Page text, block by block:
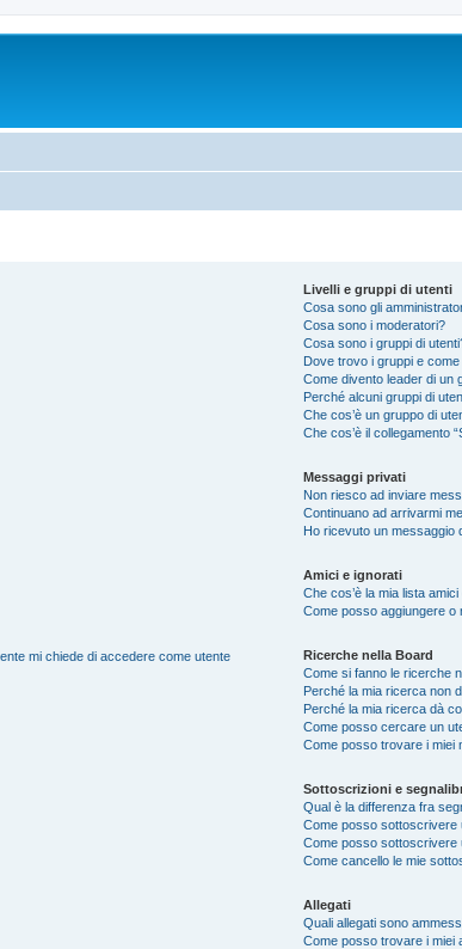
mi chiede di accedere come utente
Livelli e gruppi di utenti
Cosa sono gli
Cosa sono i moderatori?
Cosa sono i gruppi di
Dove trovo i gruppi e
Come divento leader di un
Perché alcuni gruppi di
Che cos’è un gruppo di
Che cos’è il collegamento
Messaggi privati
Non riesco ad inviare
Continuano ad arrivarmi
Ho ricevuto un messaggio
Amici e ignorati
Che cos’è la mia lista
Come posso aggiungere o
Ricerche nella Board
Come si fanno le ricerche
Perché la mia ricerca non
Perché la mia ricerca dà
Come posso cercare un
Come posso trovare i miei
Sottoscrizioni e
Qual è la differenza fra
Come posso sottoscrivere
Come posso sottoscrivere
Come cancello le mie
Allegati
Quali allegati sono
Come posso trovare i miei